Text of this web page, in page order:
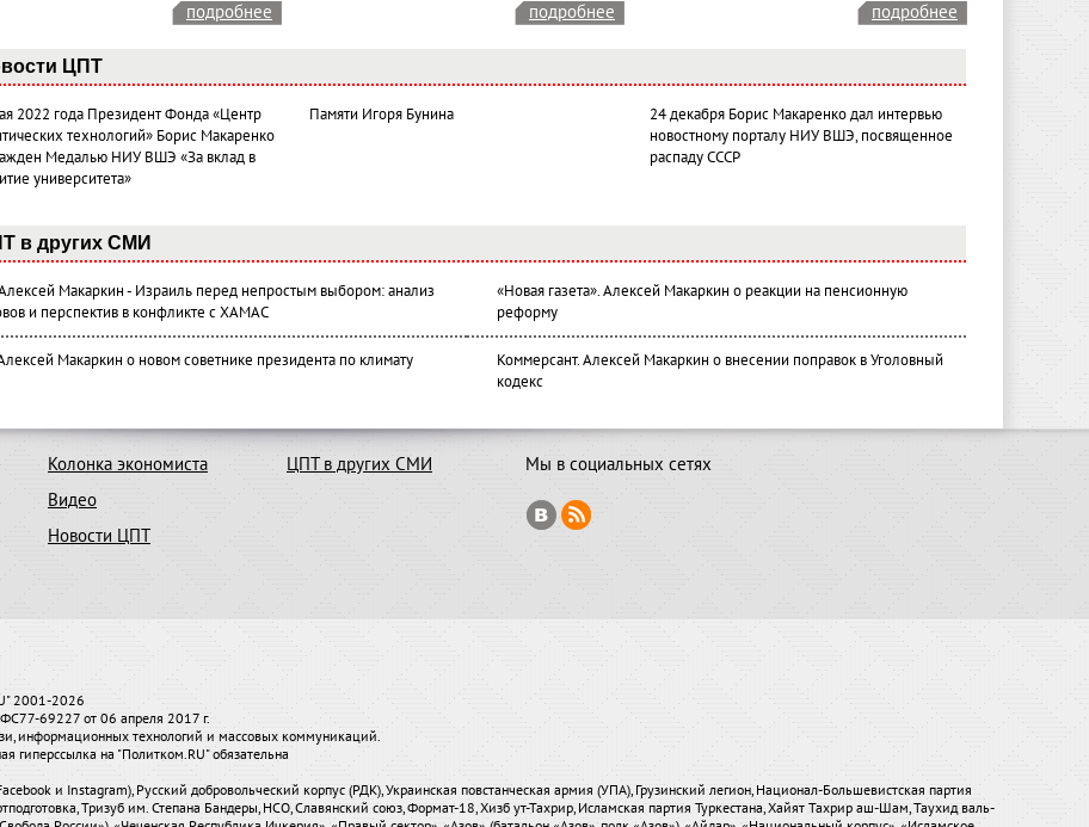
подробнее подробнее подробнее
ЦПТ
2022 года Президент Фонда «Центр
технологий» Борис Макаренко
Медалью НИУ ВШЭ «За вклад в
университета»
Памяти Игоря Бунина
24 декабря Борис Макаренко дал интервью
новостному порталу НИУ ВШЭ, посвященное
распаду СССР
в других СМИ
Макаркин - Израиль перед непростым выбором: анализ
и перспектив в конфликте с ХАМАС
«Новая газета». Алексей Макаркин о реакции на пенсионную
реформу
Макаркин о новом советнике президента по климату
Коммерсант. Алексей Макаркин о внесении поправок в Уголовный
кодекс
Колонка экономиста
Видео
Новости ЦПТ
ЦПТ в других СМИ Мы в социальных сетях
2001-2026
69227 от 06 апреля 2017 г.
информационных технологий и массовых коммуникаций.
гиперссылка на "Политком.RU" обязательна
и Instagram), Русский добровольческий корпус (РДК), Украинская повстанческая армия (УПА), Грузинский легион, Национал-Большевистская партия
Тризуб им. Степана Бандеры, НСО, Славянский союз, Формат-18, Хизб ут-Тахрир, Исламская партия Туркестана, Хайят Тахрир аш-Шам, Таухид валь-